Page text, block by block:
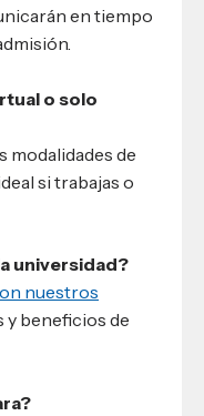
en tiempo
o solo
modalidades de
si trabajas o
universidad?
nuestros
beneficios de